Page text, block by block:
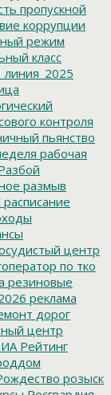
пропускной
коррупции
режим
класс
контроля
пьянство
рабочая
размыв
расписание
центр
по тко
резиновые
реклама
дорог
центр
Рейтинг
розыск